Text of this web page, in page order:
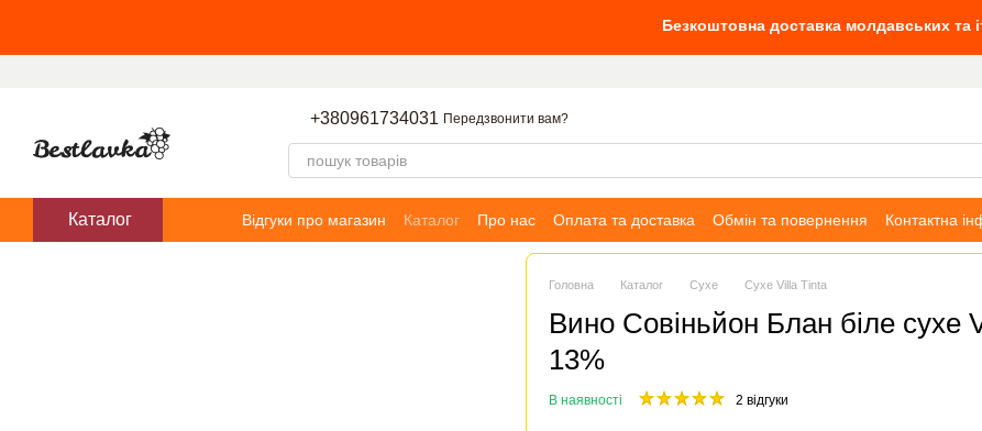
Безкоштовна доставка молдавських та
+380961734031 Передзвонити вам?
Каталог Відгуки про магазин Каталог Про нас Оплата та доставка Обмін та повернення Контактна
Головна Каталог Сухе Сухе Villa Tinta
Вино Совіньйон Блан біле сухе
13%
В наявності 2 відгуки